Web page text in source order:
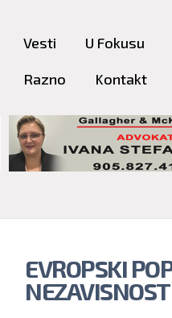
Vesti U Fokusu
Razno Kontakt
EVROPSKI